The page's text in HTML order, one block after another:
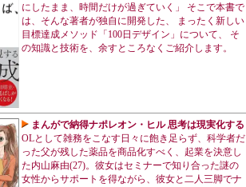
にしたまま、時間だけが過ぎていく」 そこで本書で
は、そんな著者が独自に開発した、 まったく新しい
目標達成メソッド「100日デザイン」について、 そ
の知識と技術を、余すところなくご紹介します。
まんがで納得ナポレオン・ヒル 思考は現実化する
OLとして雑務をこなす日々に飽き足らず、科学者だ
った父が残した薬品を商品化すべく、起業を決意し
た内山麻由(27)。彼女はセミナーで知り合った謎の
女性からサポートを得ながら、彼女と二人三脚でナ